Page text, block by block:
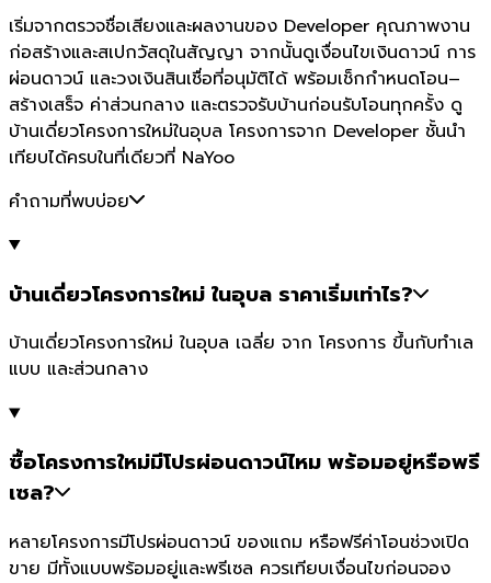
เริ่มจากตรวจชื่อเสียงและผลงานของ Developer คุณภาพงาน
ก่อสร้างและสเปกวัสดุในสัญญา จากนั้นดูเงื่อนไขเงินดาวน์ การ
ผ่อนดาวน์ และวงเงินสินเชื่อที่อนุมัติได้ พร้อมเช็กกำหนดโอน–
สร้างเสร็จ ค่าส่วนกลาง และตรวจรับบ้านก่อนรับโอนทุกครั้ง ดู
บ้านเดี่ยวโครงการใหม่ในอุบล โครงการจาก Developer ชั้นนำ
เทียบได้ครบในที่เดียวที่ NaYoo
คำถามที่พบบ่อย
บ้านเดี่ยวโครงการใหม่ ในอุบล ราคาเริ่มเท่าไร?
บ้านเดี่ยวโครงการใหม่ ในอุบล เฉลี่ย จาก โครงการ ขึ้นกับทำเล
แบบ และส่วนกลาง
ซื้อโครงการใหม่มีโปรผ่อนดาวน์ไหม พร้อมอยู่หรือพรี
เซล?
หลายโครงการมีโปรผ่อนดาวน์ ของแถม หรือฟรีค่าโอนช่วงเปิด
ขาย มีทั้งแบบพร้อมอยู่และพรีเซล ควรเทียบเงื่อนไขก่อนจอง